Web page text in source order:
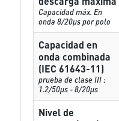
Capacidad máx. En
onda 8/20µs por polo
Capacidad en
onda combinada
(IEC 61643-11)
prueba de clase III :
1.2/50µs - 8/20µs
Nivel de